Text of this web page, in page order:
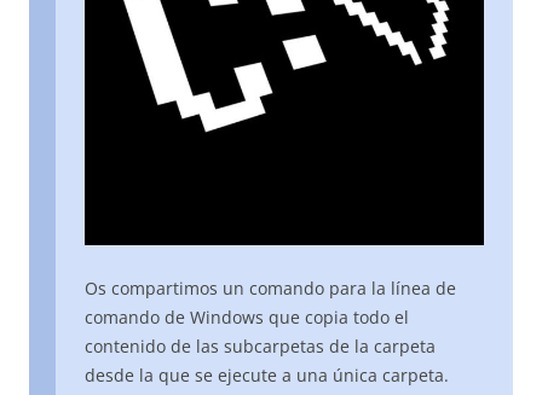
Os compartimos un comando para la línea de
comando de Windows que copia todo el
contenido de las subcarpetas de la carpeta
desde la que se ejecute a una única carpeta.